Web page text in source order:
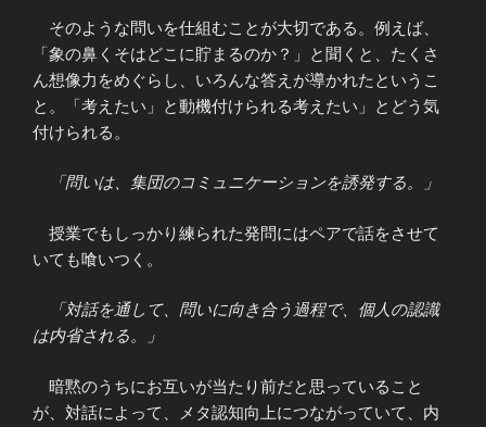
そのような問いを仕組むことが大切である。例えば、
「象の鼻くそはどこに貯まるのか？」と聞くと、たくさ
ん想像力をめぐらし、いろんな答えが導かれたというこ
と。「考えたい」と動機付けられる考えたい」とどう気
付けられる。
「問いは、集団のコミュニケーションを誘発する。」
授業でもしっかり練られた発問にはペアで話をさせて
いても喰いつく。
「対話を通して、問いに向き合う過程で、個人の認識
は内省される。」
暗黙のうちにお互いが当たり前だと思っていること
が、対話によって、メタ認知向上につながっていて、内